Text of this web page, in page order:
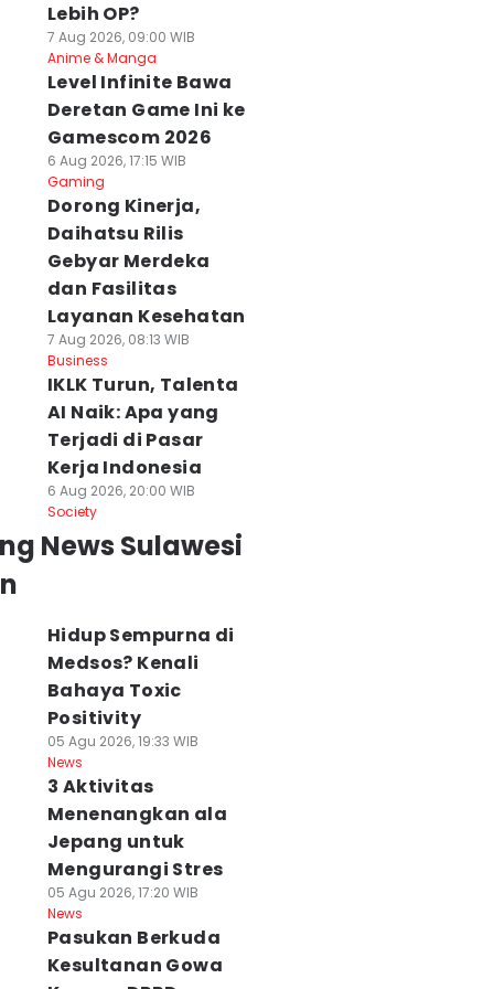
Lebih OP?
7 Aug 2026, 09:00 WIB
Anime & Manga
Level Infinite Bawa
Deretan Game Ini ke
Gamescom 2026
6 Aug 2026, 17:15 WIB
Gaming
Dorong Kinerja,
Daihatsu Rilis
Gebyar Merdeka
dan Fasilitas
Layanan Kesehatan
7 Aug 2026, 08:13 WIB
Business
IKLK Turun, Talenta
AI Naik: Apa yang
Terjadi di Pasar
Kerja Indonesia
6 Aug 2026, 20:00 WIB
Society
News Sulawesi
Hidup Sempurna di
Medsos? Kenali
Bahaya Toxic
Positivity
05 Agu 2026, 19:33 WIB
News
3 Aktivitas
Menenangkan ala
Jepang untuk
Mengurangi Stres
05 Agu 2026, 17:20 WIB
News
Pasukan Berkuda
Kesultanan Gowa